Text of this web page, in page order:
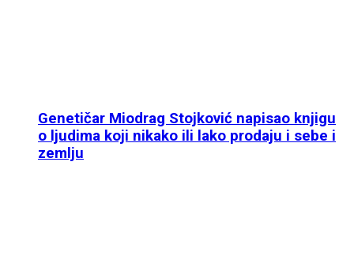
Genetičar Miodrag Stojković napisao knjigu
o ljudima koji nikako ili lako prodaju i sebe i
zemlju